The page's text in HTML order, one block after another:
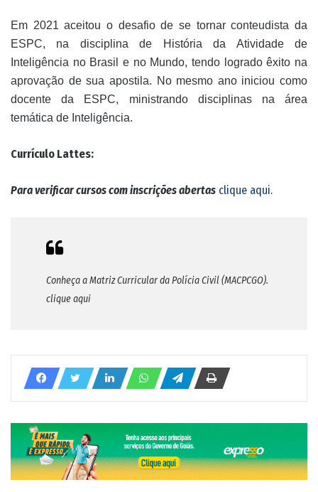
Em 2021 aceitou o desafio de se tornar conteudista da
ESPC, na disciplina de História da Atividade de
Inteligência no Brasil e no Mundo, tendo logrado êxito na
aprovação de sua apostila. No mesmo ano iniciou como
docente da ESPC, ministrando disciplinas na área
temática de Inteligência.
Currículo Lattes:
Para verificar cursos com inscrições abertas clique aqui.
Conheça a Matriz Curricular da Polícia Civil (MACPCGO).
clique aqui